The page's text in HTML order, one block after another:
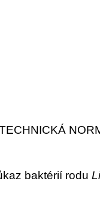
baktérií rodu